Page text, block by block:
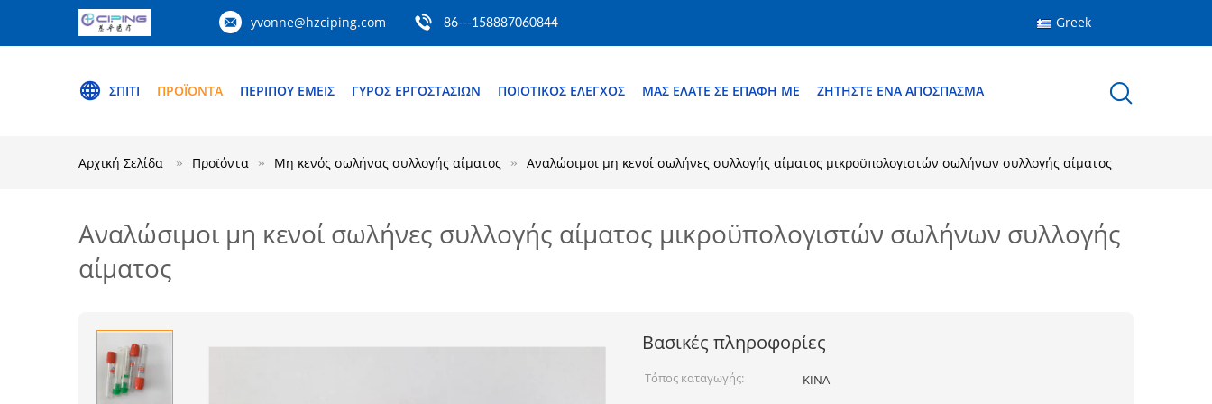
yvonne@hzciping.com 86---158887060844 Greek
ΣΠΊΤΙ ΠΡΟΪΌΝΤΑ ΠΕΡΊΠΟΥ ΕΜΕΊΣ ΓΎΡΟΣ ΕΡΓΟΣΤΑΣΊΩΝ ΠΟΙΟΤΙΚΌΣ ΈΛΕΓΧΟΣ ΜΑΣ ΕΛΆΤΕ ΣΕ ΕΠΑΦΉ ΜΕ ΖΗΤΉΣΤΕ ΈΝΑ ΑΠΌΣΠΑΣΜΑ
Αρχική Σελίδα Προϊόντα Μη κενός σωλήνας συλλογής αίματος Αναλώσιμοι μη κενοί σωλήνες συλλογής αίματος μικροϋπολογιστών σωλήνων συλλογής αίματος
Αναλώσιμοι μη κενοί σωλήνες συλλογής αίματος μικροϋπολογιστών σωλήνων συλλογής
αίματος
Βασικές πληροφορίες
Τόπος καταγωγής:
ΚΙΝΑ